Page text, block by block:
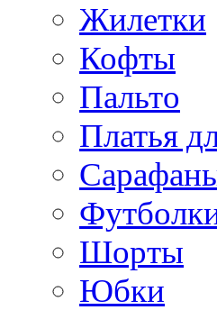
Жилетки
Кофты
Пальто
Платья
Шорты
Юбки